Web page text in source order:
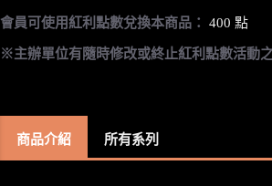
會員可使用紅利點數兌換本商品： 400 點
※主辦單位有隨時修改或終止紅利點數活動
商品介紹 所有系列